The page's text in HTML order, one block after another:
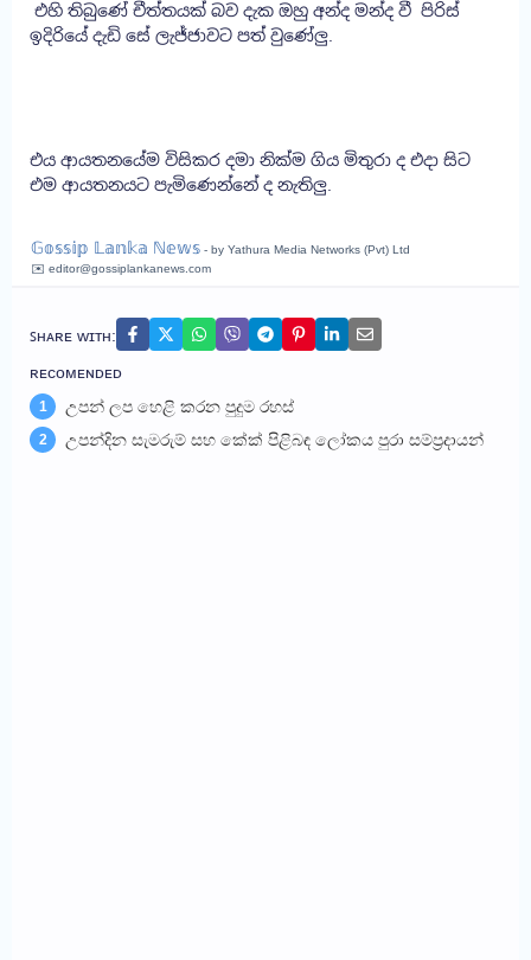
එහි තිබුණේ චීත්තයක් බව දැක ඔහු අන්ද මන්ද වී පිරිස්
ඉදිරියේ දැඩි සේ ලැජ්ජාවට පත් වුණේලු.
එය ආයතනයේම විසිකර දමා නික්ම ගිය මිතුරා ද එදා සිට
එම ආයතනයට පැමිණෙන්නේ ද නැතිලු.
𝔾𝕠𝕤𝕤𝕚𝕡 𝕃𝕒𝕟𝕜𝕒 ℕ𝕖𝕨𝕤 - by Yathura Media Networks (Pvt) Ltd
✉️ editor@gossiplankanews.com
ꜱʜᴀʀᴇ ᴡɪᴛʜ:
ʀᴇᴄᴏᴍᴇɴᴅᴇᴅ
1 උපන් ලප හෙළි කරන පුදුම රහස්
2 උපන්දින සැමරුම් සහ කේක් පිළිබඳ ලෝකය පුරා සම්ප්‍රදායන්